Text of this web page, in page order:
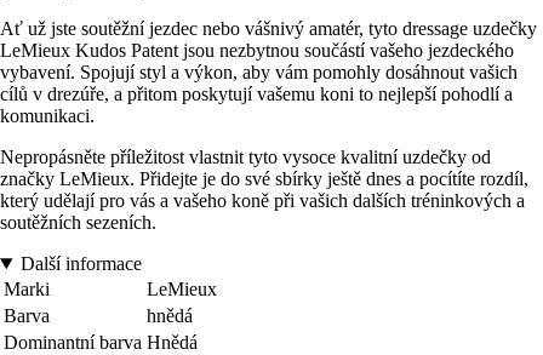
Ať už jste soutěžní jezdec nebo vášnivý amatér, tyto dressage uzdečky
LeMieux Kudos Patent jsou nezbytnou součástí vašeho jezdeckého
vybavení. Spojují styl a výkon, aby vám pomohly dosáhnout vašich
cílů v drezúře, a přitom poskytují vašemu koni to nejlepší pohodlí a
komunikaci.
Nepropásněte příležitost vlastnit tyto vysoce kvalitní uzdečky od
značky LeMieux. Přidejte je do své sbírky ještě dnes a pocítíte rozdíl,
který udělají pro vás a vašeho koně při vašich dalších tréninkových a
soutěžních sezeních.
Další informace
Marki
LeMieux
Barva
hnědá
Dominantní barva Hnědá